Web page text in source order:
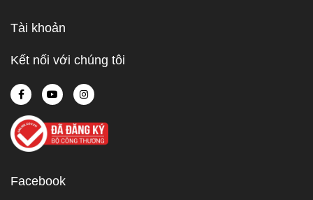
Tài khoản
Kết nối với chúng tôi
Facebook